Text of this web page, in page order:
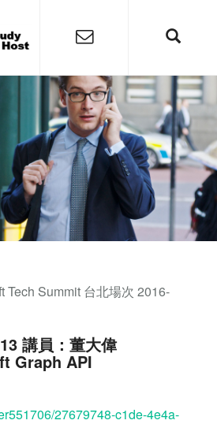
Tech Summit 台北場次 2016-
講員：董大偉
Graph API
27679748-c1de-4e4a-